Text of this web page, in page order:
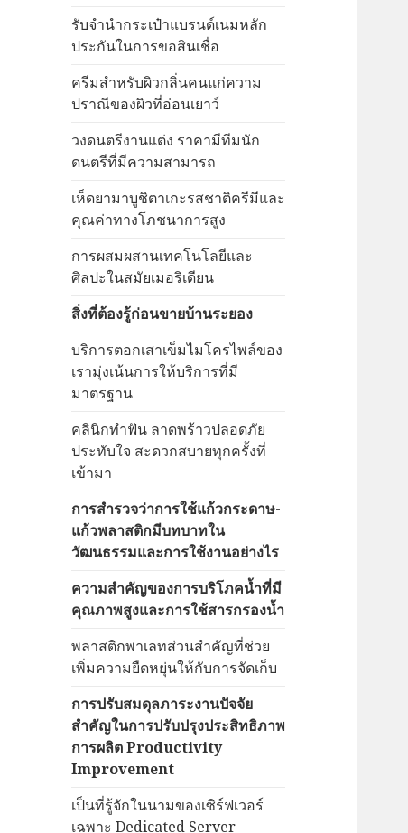
รับจำนำกระเป๋าแบรนด์เนมหลัก
ประกันในการขอสินเชื่อ
ครีมสำหรับผิวกลิ่นคนแก่ความ
ปราณีของผิวที่อ่อนเยาว์
วงดนตรีงานแต่ง ราคามีทีมนัก
ดนตรีที่มีความสามารถ
เห็ดยามาบูชิตาเกะรสชาติครีมีและ
คุณค่าทางโภชนาการสูง
การผสมผสานเทคโนโลยีและ
ศิลปะในสมัยเมอริเดียน
สิ่งที่ต้องรู้ก่อนขายบ้านระยอง
บริการตอกเสาเข็มไมโครไพล์ของ
เรามุ่งเน้นการให้บริการที่มี
มาตรฐาน
คลินิกทำฟัน ลาดพร้าวปลอดภัย
ประทับใจ สะดวกสบายทุกครั้งที่
เข้ามา
การสำรวจว่าการใช้แก้วกระดาษ-
แก้วพลาสติกมีบทบาทใน
วัฒนธรรมและการใช้งานอย่างไร
ความสำคัญของการบริโภคน้ำที่มี
คุณภาพสูงและการใช้สารกรองน้ำ
พลาสติกพาเลทส่วนสำคัญที่ช่วย
เพิ่มความยืดหยุ่นให้กับการจัดเก็บ
การปรับสมดุลภาระงานปัจจัย
สำคัญในการปรับปรุงประสิทธิภาพ
การผลิต Productivity
Improvement
เป็นที่รู้จักในนามของเซิร์ฟเวอร์
เฉพาะ Dedicated Server